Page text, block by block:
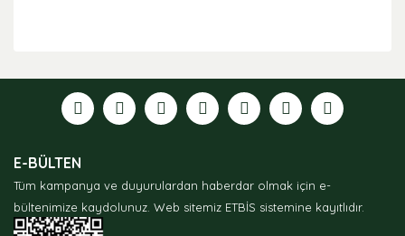
formunu kullanarak tarafımıza iletebilirsiniz.
Görüş ve önerileriniz için teşekkür ederiz.
Ürün açıklamasında eksik bilgiler bulunuyor.
Ürün bilgilerinde hatalar bulunuyor.
Ürün fiyatı diğer sitelerden daha pahalı.
E-BÜLTEN
Tüm kampanya ve duyurulardan haberdar olmak için e-
bültenimize kaydolunuz. Web sitemiz ETBİS sistemine kayıtlıdır.